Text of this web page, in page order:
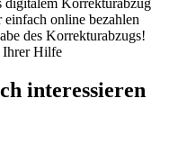
digitalem Korrekturabzug
einfach online bezahlen
des Korrekturabzugs!
Ihrer Hilfe
interessieren